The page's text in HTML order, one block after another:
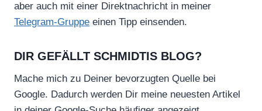
aber auch mit einer Direktnachricht in meiner
Telegram-Gruppe einen Tipp einsenden.
DIR GEFÄLLT SCHMIDTIS BLOG?
Mache mich zu Deiner bevorzugten Quelle bei
Google. Dadurch werden Dir meine neuesten Artikel